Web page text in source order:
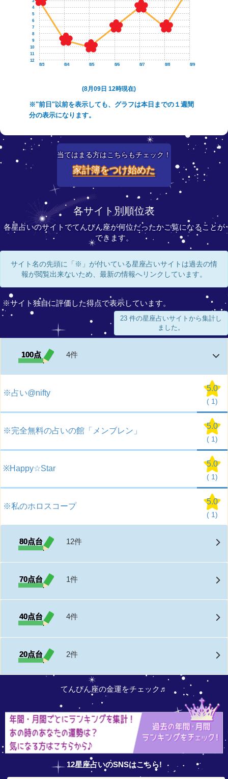
8/3 8/4 8/5 8/6 8/7 8/8 8/9
12
11
10
9
8
7
6
5
4
(8月09日 12時現在)
※"前日"以前を表示しても、グラフは本日までの１週間
分の表示になります。
当てはまる方はこちらもチェック！
家計簿をつけ始めた
各サイト別順位表
各星占いのサイトでてんびん座が何位だったかご覧になることが
できます。
サイト名の先頭に「※」が付いている星座占いサイトは過去の情
報が閲覧出来ないため、最新の情報へリンクしています。
※サイト独自に評価した得点で表示しています。
23 件の星座占いサイトから集計し
ました。
100点 4件
※占い@nifty
5.0
( 1)
※完全無料の占いの館「メンブレン」
5.0
( 1)
※Happy☆Star
5.0
( 1)
※私のホロスコープ
5.0
( 1)
80点台 12件
70点台 1件
40点台 4件
20点台 2件
てんびん座の金運をチェック♬
12星座占いのSNSはこちら!